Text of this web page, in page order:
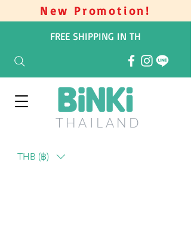
New Promotion!
FREE SHIPPING IN TH
THAILAN D
THB (฿)